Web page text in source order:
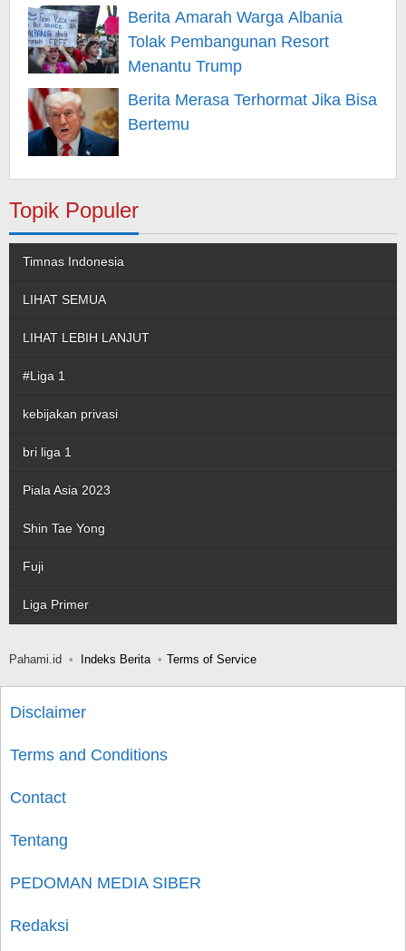
Berita Amarah Warga Albania
Tolak Pembangunan Resort
Menantu Trump
Berita Merasa Terhormat Jika Bisa
Bertemu
Topik Populer
Timnas Indonesia
LIHAT SEMUA
LIHAT LEBIH LANJUT
#Liga 1
kebijakan privasi
bri liga 1
Piala Asia 2023
Shin Tae Yong
Fuji
Liga Primer
Pahami.id Indeks Berita Terms of Service
Disclaimer
Terms and Conditions
Contact
Tentang
PEDOMAN MEDIA SIBER
Redaksi